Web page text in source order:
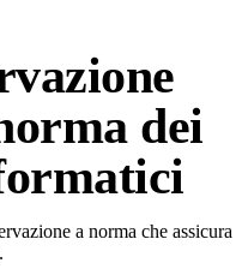
dei
a norma che assicura